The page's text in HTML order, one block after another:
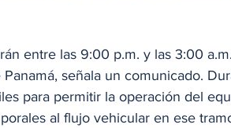
entre las 9:00 p.m. y las 3:00
señala un comunicado.
para permitir la operación del
al flujo vehicular en ese